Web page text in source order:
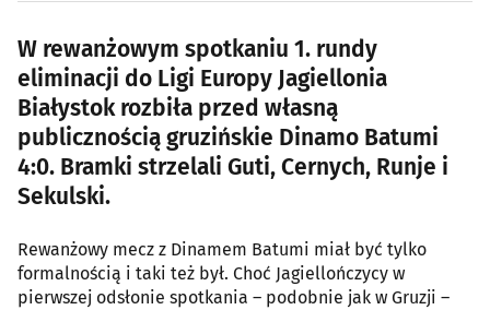
W rewanżowym spotkaniu 1. rundy
eliminacji do Ligi Europy Jagiellonia
Białystok rozbiła przed własną
publicznością gruzińskie Dinamo Batumi
4:0. Bramki strzelali Guti, Cernych, Runje i
Sekulski.
Rewanżowy mecz z Dinamem Batumi miał być tylko
formalnością i taki też był. Choć Jagiellończycy w
pierwszej odsłonie spotkania – podobnie jak w Gruzji –